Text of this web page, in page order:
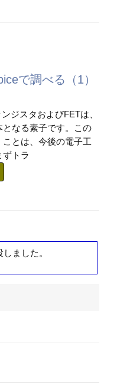
で調べる（1）
ジスタおよびFETは、
なる素子です。この
とは、今後の電子工
トラ
ました。